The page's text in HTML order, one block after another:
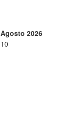
Agosto 2026
10